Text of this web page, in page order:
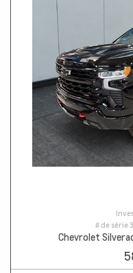
# de série
Chevrolet